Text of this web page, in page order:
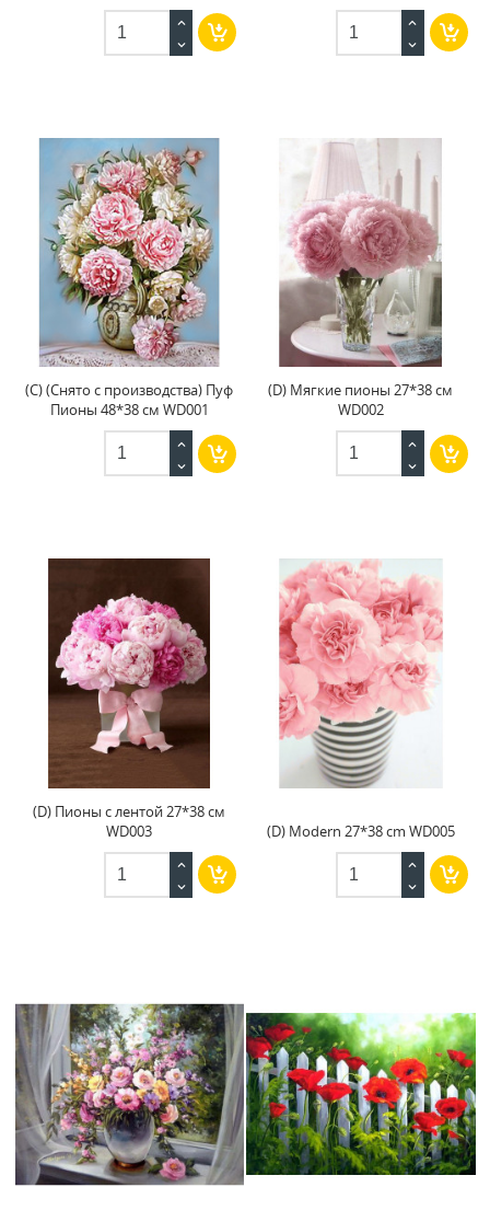
(C) (Снято с производства) Пуф
Пионы 48*38 см WD001
(D) Мягкие пионы 27*38 см
WD002
(D) Пионы с лентой 27*38 см
WD003
(D) Modern 27*38 cm WD005